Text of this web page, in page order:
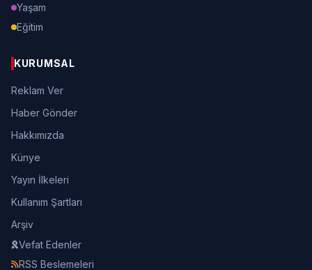
Yaşam
Eğitim
KURUMSAL
Reklam Ver
Haber Gönder
Hakkımızda
Künye
Yayın İlkeleri
Kullanım Şartları
Arşiv
Vefat Edenler
RSS Beslemeleri